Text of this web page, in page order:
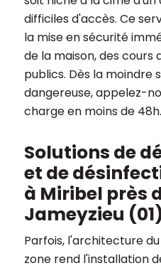
difficiles d'accès. Ce
la mise en sécurité
de la maison, des cours
publics. Dès la moindre
dangereuse, appelez-
charge en moins de 48h.
Solutions de
et de
à Miribel près
Jameyzieu
Parfois, l'architecture
zone rend l'installation